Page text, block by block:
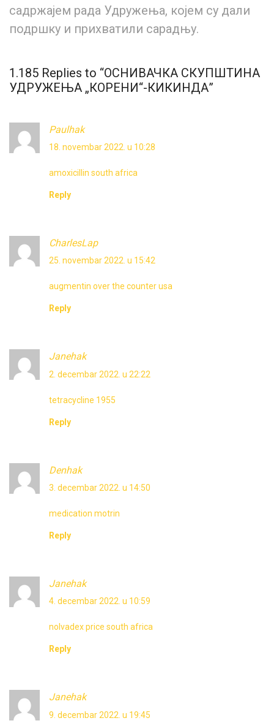
садржајем рада Удружења, којем су дали
подршку и прихватили сарадњу.
1.185 Replies to “ОСНИВАЧКА СКУПШТИНА
УДРУЖЕЊА „КОРЕНИ“-КИКИНДА”
Paulhak
18. novembar 2022. u 10:28
amoxicillin south africa
Reply
CharlesLap
25. novembar 2022. u 15:42
augmentin over the counter usa
Reply
Janehak
2. decembar 2022. u 22:22
tetracycline 1955
Reply
Denhak
3. decembar 2022. u 14:50
medication motrin
Reply
Janehak
4. decembar 2022. u 10:59
nolvadex price south africa
Reply
Janehak
9. decembar 2022. u 19:45